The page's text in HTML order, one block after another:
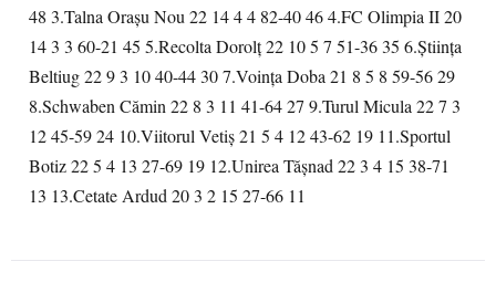
48 3.Talna Oraşu Nou 22 14 4 4 82-40 46 4.FC Olimpia II 20
14 3 3 60-21 45 5.Recolta Dorolţ 22 10 5 7 51-36 35 6.Ştiinţa
Beltiug 22 9 3 10 40-44 30 7.Voinţa Doba 21 8 5 8 59-56 29
8.Schwaben Cămin 22 8 3 11 41-64 27 9.Turul Micula 22 7 3
12 45-59 24 10.Viitorul Vetiş 21 5 4 12 43-62 19 11.Sportul
Botiz 22 5 4 13 27-69 19 12.Unirea Tăşnad 22 3 4 15 38-71
13 13.Cetate Ardud 20 3 2 15 27-66 11